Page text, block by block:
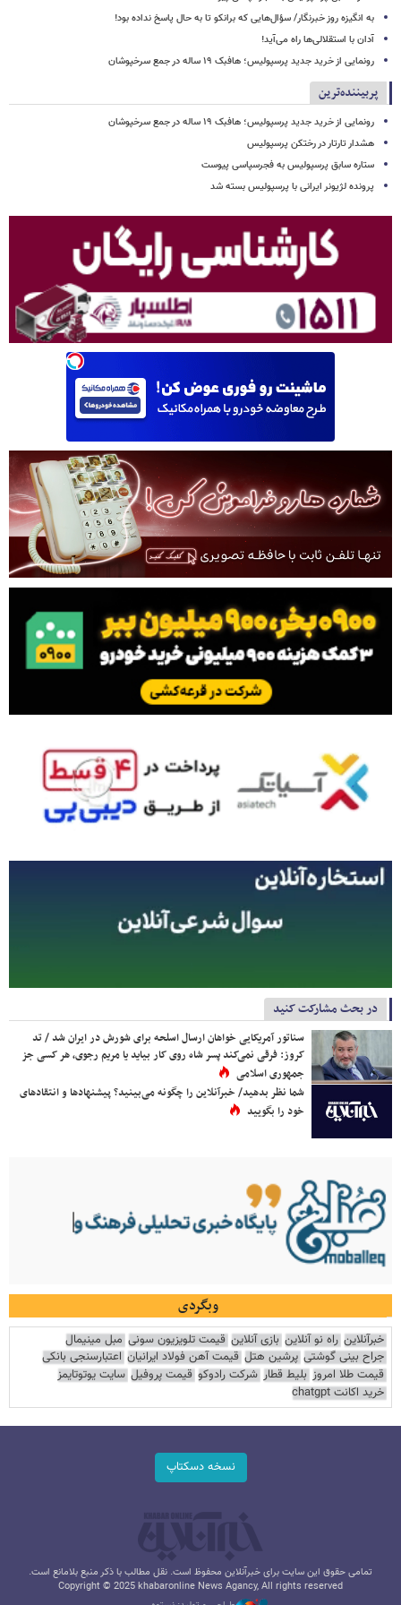
به انگیزه روز خبرنگار/ سؤال‌هایی که برانکو تا به حال پاسخ نداده بود!
آدان با استقلالی‌ها راه می‌آید!
رونمایی از خرید جدید پرسپولیس؛ هافبک ۱۹ ساله در جمع سرخپوشان
پربیننده‌ترین
رونمایی از خرید جدید پرسپولیس؛ هافبک ۱۹ ساله در جمع سرخپوشان
هشدار تارتار در رختکن پرسپولیس
ستاره سابق پرسپولیس به فجرسپاسی پیوست
پرونده لژیونر ایرانی با پرسپولیس بسته شد
در بحث مشارکت کنید
سناتور آمریکایی خواهان ارسال اسلحه برای شورش در ایران شد / تد
کروز: فرقی نمی‌کند پسر شاه روی کار بیاید یا مریم رجوی، هر کسی جز
جمهوری اسلامی
شما نظر بدهید/ خبرآنلاین را چگونه می‌بینید؟ پیشنهادها و انتقادهای
خود را بگویید
وبگردی
خبرآنلاین راه نو آنلاین بازی آنلاین قیمت تلویزیون سونی مبل مینیمال
جراح بینی گوشتی پرشین هتل قیمت آهن فولاد ایرانیان اعتبارسنجی بانکی
قیمت طلا امروز بلیط قطار شرکت رادوکو قیمت پروفیل سایت یوتوتایمز
خرید اکانت chatgpt
نسخه دسکتاپ
تمامی حقوق این سایت برای خبرآنلاین محفوظ است. نقل مطالب با ذکر منبع بلامانع است.
Copyright © 2025 khabaronline News Agancy, All rights reserved